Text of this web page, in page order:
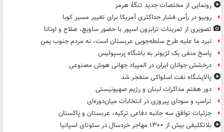
رونمایی از مختصات جدید تنگۀ هرمز
روبیو در رأس فشار حداکثری آمریکا برای تغییر مسیر کوبا
تصویری از تمرینات ترابزون اسپور با حضور ساویچ، صلاح و اونانا
نبرد ما علیه طرح سلطه‌جویی عربستان است، نه مردم جنوب یمن
پاسخ منفی یک لژیونر به باشگاه پرسپولیس
درخشش جوانان ایران در المپیاد جهانی هوش مصنوعی
پالایشگاه نفت اسلواکی منفجر شد
دور هفتم مذاکرات لبنان و رژیم صهیونیستی
ترامپ و سودای پیروزی در انتخابات میان‌دوره‌ای
جزئیات توافق سه جانبه دفاعی ترکیه، عربستان و پاکستان
بلاتکلیفی بیش از ۱۳۰۰ مهاجر خردسال در سئوتای اسپانیا